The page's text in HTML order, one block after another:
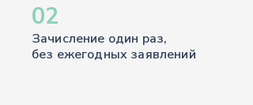
02
Зачисление один раз,
без ежегодных заявлений